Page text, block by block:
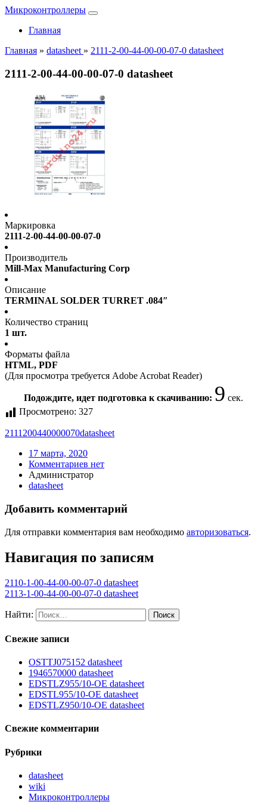
Микроконтроллеры
Главная
Главная » datasheet » 2111-2-00-44-00-00-07-0 datasheet
2111-2-00-44-00-00-07-0 datasheet
Маркировка
2111-2-00-44-00-00-07-0
Производитель
Mill-Max Manufacturing Corp
Описание
TERMINAL SOLDER TURRET .084″
Количество страниц
1 шт.
Форматы файла
HTML, PDF
(Для просмотра требуется Adobe Acrobat Reader)
Подождите, идет подготовка к скачиванию: 9 сек.
Просмотрено: 327
2111200440000070datasheet
17 марта, 2020
Комментариев нет
Администратор
datasheet
Добавить комментарий
Для отправки комментария вам необходимо авторизоваться.
Навигация по записям
2110-1-00-44-00-00-07-0 datasheet
2113-1-00-44-00-00-07-0 datasheet
Найти:
Свежие записи
OSTTJ075152 datasheet
1946570000 datasheet
EDSTLZ955/10-OE datasheet
EDSTL955/10-OE datasheet
EDSTLZ950/10-OE datasheet
Свежие комментарии
Рубрики
datasheet
wiki
Микроконтроллеры